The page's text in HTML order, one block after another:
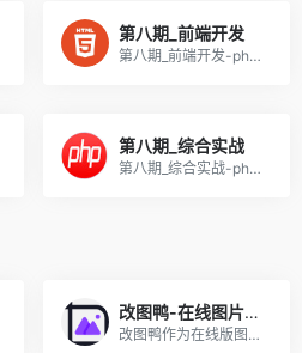
第八期_前端开发
第八期_前端开发-php中文网
第八期_综合实战
第八期_综合实战-php中文网
改图鸭-在线图片压缩、图片编辑、图片格式转换工具
改图鸭作为在线版图片格式处理工具,提供图片编辑、图片格式转换、图片压缩等大量的图片处理功能,用户不用下载任何软件,只需将图片上传到官网即可对图片进行编辑,方便快捷